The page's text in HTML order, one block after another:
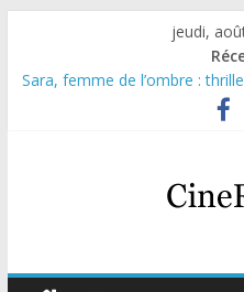
jeudi,
Sara, femme de l’ombre :
Journal d’une fille larguée :
Aema : mini-série sur le
Glass Heart : excellente série
Olympo, saison 1 : nouvelle